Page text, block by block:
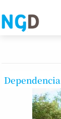
Dependencia